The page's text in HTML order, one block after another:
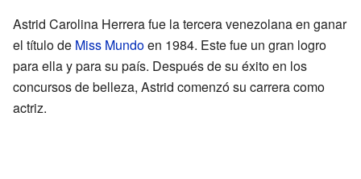
Astrid Carolina Herrera fue la tercera venezolana en ganar
el título de Miss Mundoen 1984. Este fue un gran logro
para ella y para su país. Después de su éxito en los
concursos de belleza, Astrid comenzó su carrera como
actriz.